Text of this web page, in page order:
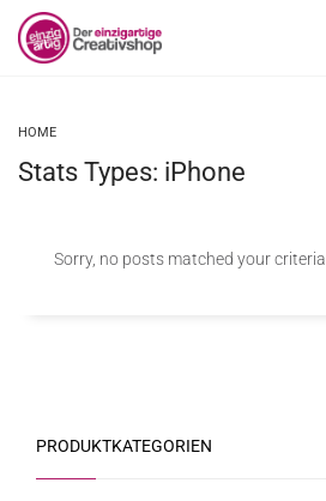
HOME
Stats Types: iPhone
Sorry, no posts matched your criteria.
PRODUKTKATEGORIEN